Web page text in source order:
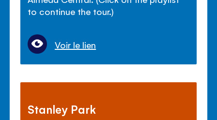
to continue the tour.)
Voir le lien
Stanley Park